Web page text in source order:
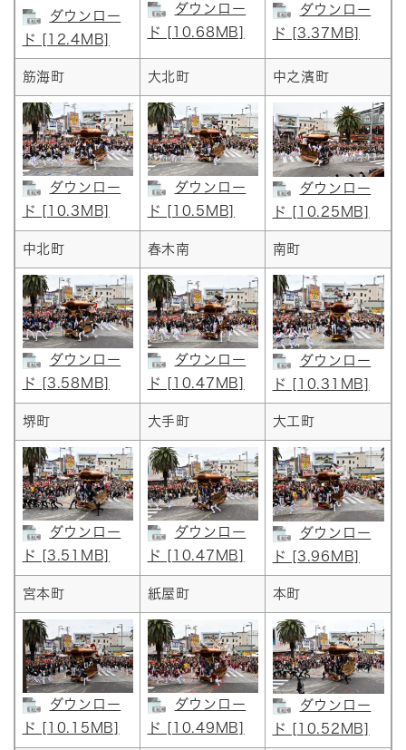
ダウンロー
ド [12.4MB]
ダウンロー
ド [10.68MB]
ダウンロー
ド [3.37MB]
筋海町 大北町 中之濱町
ダウンロー
ド [10.3MB]
ダウンロー
ド [10.5MB]
ダウンロー
ド [10.25MB]
中北町 春木南 南町
ダウンロー
ド [3.58MB]
ダウンロー
ド [10.47MB]
ダウンロー
ド [10.31MB]
堺町 大手町 大工町
ダウンロー
ド [3.51MB]
ダウンロー
ド [10.47MB]
ダウンロー
ド [3.96MB]
宮本町 紙屋町 本町
ダウンロー
ド [10.15MB]
ダウンロー
ド [10.49MB]
ダウンロー
ド [10.52MB]